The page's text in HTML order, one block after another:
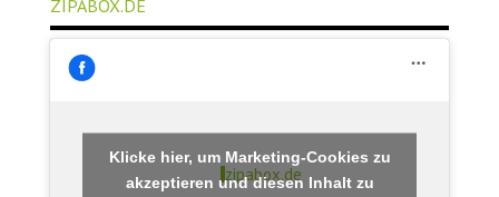
ZIPABOX.DE
zipabox.de
Klicke hier, um Marketing-Cookies zu
akzeptieren und diesen Inhalt zu